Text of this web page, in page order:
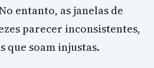
entanto, as janelas de
parecer inconsistentes,
que soam injustas.